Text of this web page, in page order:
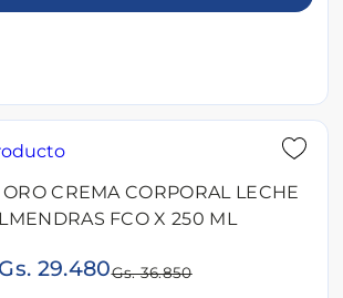
CREMA CORPORAL LECHE
FCO X 250 ML
Gs. 29.480Gs. 36.850